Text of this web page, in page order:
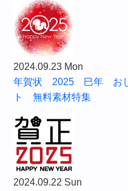
2024.09.23 Mon
年賀状 2025 巳年 お
ト 無料素材特集
2024.09.22 Sun